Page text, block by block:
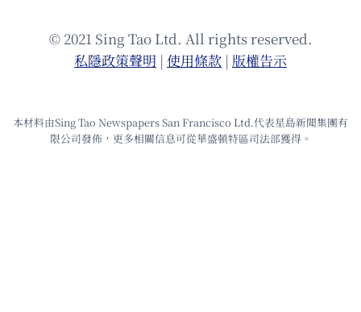
© 2021 Sing Tao Ltd. All rights reserved.
私隱政策聲明 | 使⽤條款 | 版權告⽰
本材料由Sing Tao Newspapers San Francisco Ltd.代表星島新聞集團有
限公司發佈，更多相關信息可從華盛頓特區司法部獲得。